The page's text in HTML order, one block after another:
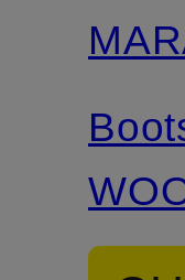
mit